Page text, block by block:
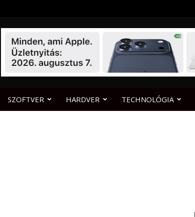
SZOFTVER HARDVER TECHNOLÓGIA